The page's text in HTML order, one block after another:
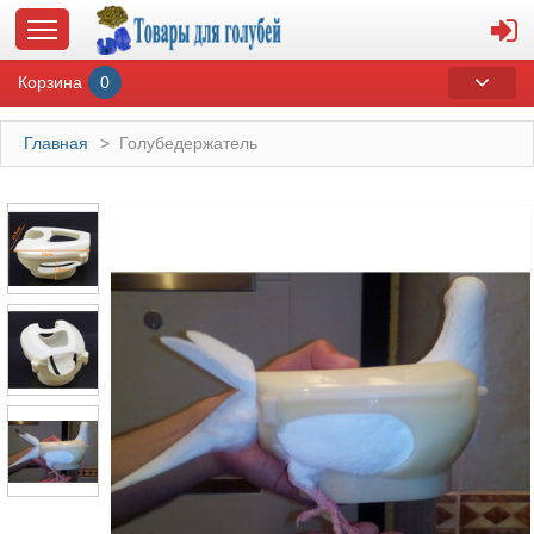
ГЛАВНАЯ
О МАГАЗИНЕ
ОПЛАТА И ДОСТАВКА
КОНТАКТЫ
КАТАЛОГ
СУВЕНИРЫ С ГОЛУБЯМИ
Корзина 0
Главная > Голубедержатель